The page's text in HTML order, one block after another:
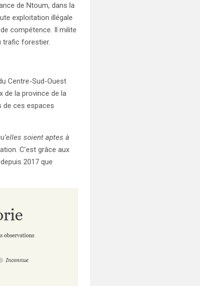
de Ntoum, dans la
exploitation illégale
compétence. Il milite
trafic forestier.
Centre-Sud-Ouest
de la province de la
de ces espaces
soient aptes à
C’est grâce aux
2017 que